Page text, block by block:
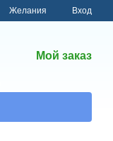
Желания Вход
Мой заказ